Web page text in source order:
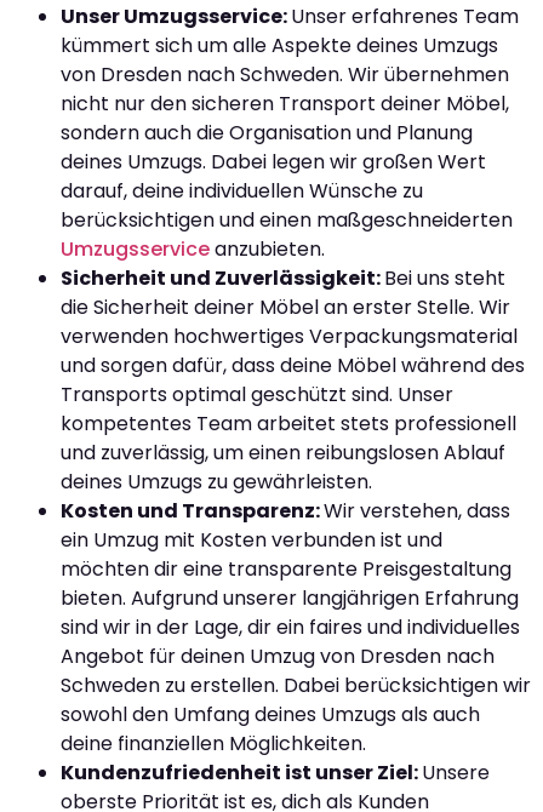
Unser Umzugsservice:Unser erfahrenes Team
kümmert sich um alle Aspekte deines Umzugs
von Dresden nach Schweden. Wir übernehmen
nicht nur den sicheren Transport deiner Möbel,
sondern auch die Organisation und Planung
deines Umzugs. Dabei legen wir großen Wert
darauf, deine individuellen Wünsche zu
berücksichtigen und einen maßgeschneiderten
Umzugsserviceanzubieten.
Sicherheit und Zuverlässigkeit:Bei uns steht
die Sicherheit deiner Möbel an erster Stelle. Wir
verwenden hochwertiges Verpackungsmaterial
und sorgen dafür, dass deine Möbel während des
Transports optimal geschützt sind. Unser
kompetentes Team arbeitet stets professionell
und zuverlässig, um einen reibungslosen Ablauf
deines Umzugs zu gewährleisten.
Kosten und Transparenz:Wir verstehen, dass
ein Umzug mit Kosten verbunden ist und
möchten dir eine transparente Preisgestaltung
bieten. Aufgrund unserer langjährigen Erfahrung
sind wir in der Lage, dir ein faires und individuelles
Angebot für deinen Umzug von Dresden nach
Schweden zu erstellen. Dabei berücksichtigen wir
sowohl den Umfang deines Umzugs als auch
deine finanziellen Möglichkeiten.
Kundenzufriedenheit ist unser Ziel:Unsere
oberste Priorität ist es, dich als Kunden